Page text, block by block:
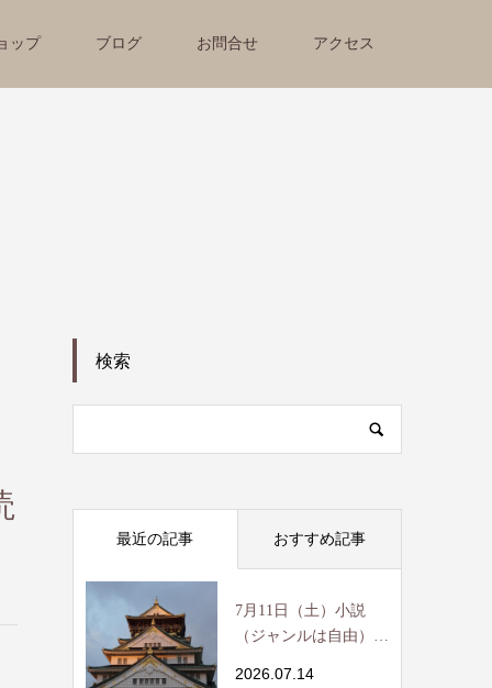
ップ ブログ お問合せ アクセス
検索
最近の記事 おすすめ記事
7月11日（土）小説
（ジャンルは自由）限
2026.07.14